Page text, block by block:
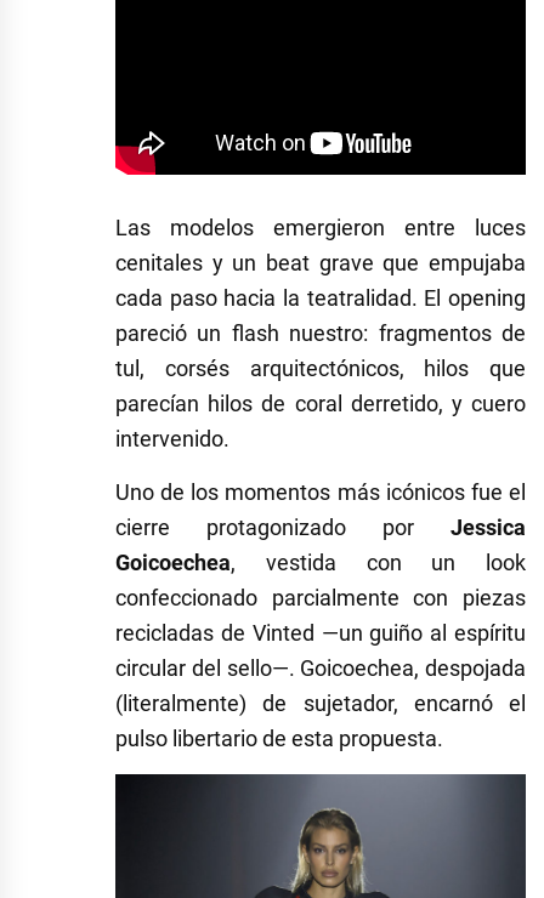
Las modelos emergieron entre luces
cenitales y un beat grave que empujaba
cada paso hacia la teatralidad. El opening
pareció un flash nuestro: fragmentos de
tul, corsés arquitectónicos, hilos que
parecían hilos de coral derretido, y cuero
intervenido.
Uno de los momentos más icónicos fue el
cierre protagonizado por Jessica
Goicoechea, vestida con un look
confeccionado parcialmente con piezas
recicladas de Vinted —un guiño al espíritu
circular del sello—. Goicoechea, despojada
(literalmente) de sujetador, encarnó el
pulso libertario de esta propuesta.